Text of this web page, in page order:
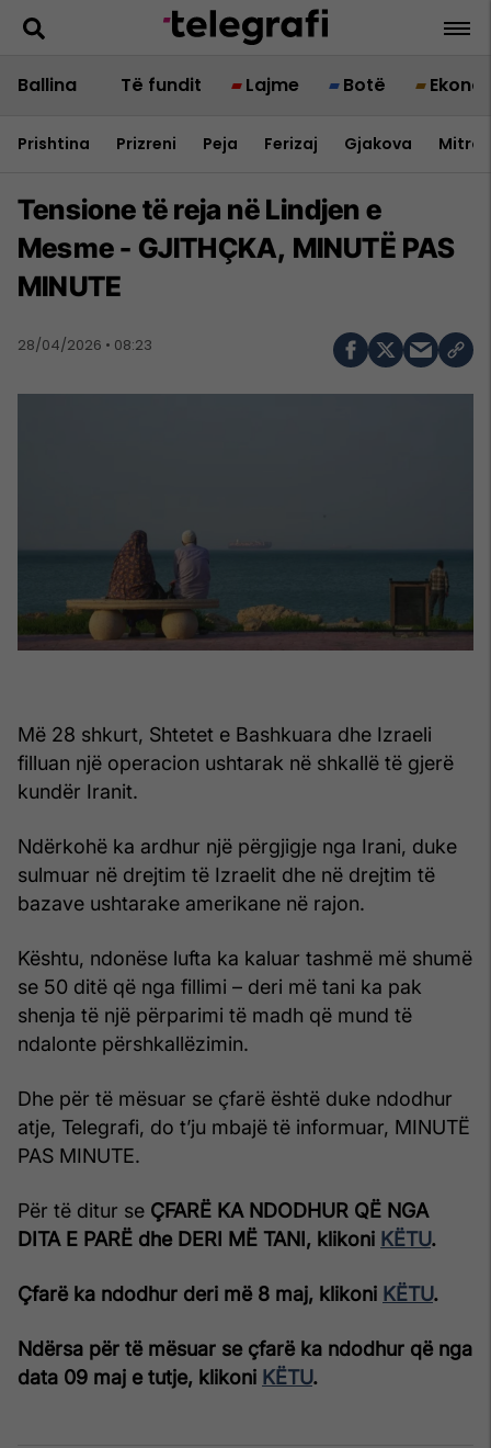
Ballina Të fundit Lajme Botë
Prishtina Prizreni Peja Ferizaj Gjakova
Tensione të reja në Lindjen e
Mesme - GJITHÇKA, MINUTË PAS
MINUTE
28/04/2026 • 08:23
Më 28 shkurt, Shtetet e Bashkuara dhe Izraeli
filluan një operacion ushtarak në shkallë të gjerë
kundër Iranit.
Ndërkohë ka ardhur një përgjigje nga Irani, duke
sulmuar në drejtim të Izraelit dhe në drejtim të
bazave ushtarake amerikane në rajon.
Kështu, ndonëse lufta ka kaluar tashmë më shumë
se 50 ditë që nga fillimi – deri më tani ka pak
shenja të një përparimi të madh që mund të
ndalonte përshkallëzimin.
Dhe për të mësuar se çfarë është duke ndodhur
atje, Telegrafi, do t’ju mbajë të informuar, MINUTË
PAS MINUTE.
Për të ditur se ÇFARË KA NDODHUR QË NGA
DITA E PARË dhe DERI MË TANI, klikoni KËTU.
Çfarë ka ndodhur deri më 8 maj, klikoni KËTU.
Ndërsa për të mësuar se çfarë ka ndodhur që nga
data 09 maj e tutje, klikoni KËTU.